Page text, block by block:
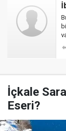
İçkale
Eseri?